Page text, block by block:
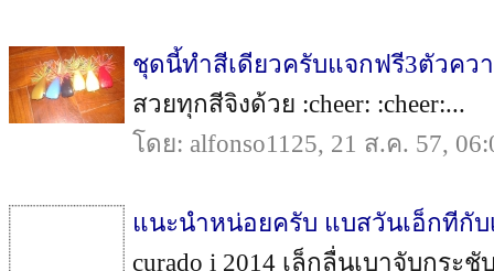
ชุดนี้ทำสีเดียวครับแจกฟรี3ตัวคว
สวยทุกสีจิงด้วย :cheer: :cheer:...
โดย: alfonso1125, 21 ส.ค. 57,
แนะนำหน่อยครับ แบสวันเอ็กทีกั
curado i 2014 เล็กลื่นเบาจับกระชั